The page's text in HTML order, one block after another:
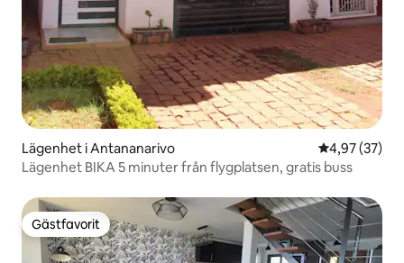
Lägenhet i Antananarivo 4,97 av 5 i
4,97 (37)
Lägenhet BIKA 5 minuter från flygplatsen, gratis buss
Gästfavorit
Gästfavorit